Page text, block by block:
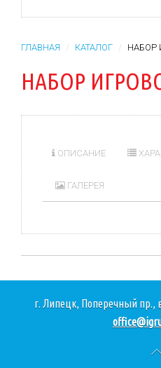
ГЛАВНАЯ КАТАЛОГ НАБОР
НАБОР
ОПИСАНИЕ
ГАЛЕРЕЯ
г. Липецк, Поперечный пр.,